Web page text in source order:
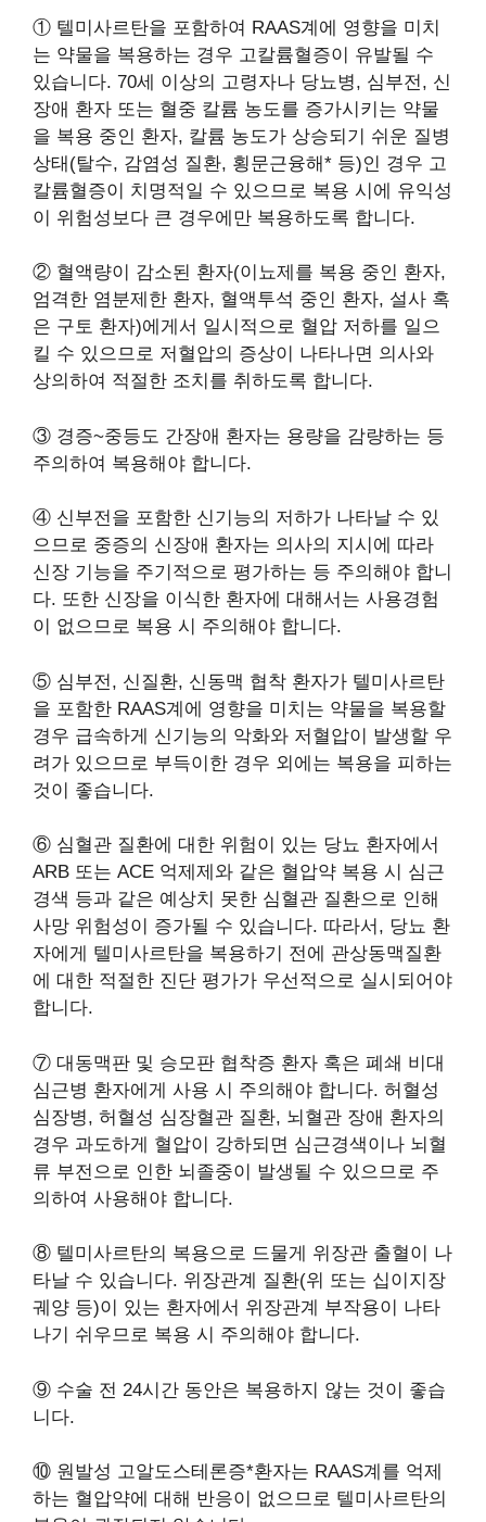
① 텔미사르탄을 포함하여 RAAS계에 영향을 미치
는 약물을 복용하는 경우 고칼륨혈증이 유발될 수
있습니다. 70세 이상의 고령자나 당뇨병, 심부전, 신
장애 환자 또는 혈중 칼륨 농도를 증가시키는 약물
을 복용 중인 환자, 칼륨 농도가 상승되기 쉬운 질병
상태(탈수, 감염성 질환, 횡문근융해* 등)인 경우 고
칼륨혈증이 치명적일 수 있으므로 복용 시에 유익성
이 위험성보다 큰 경우에만 복용하도록 합니다.
② 혈액량이 감소된 환자(이뇨제를 복용 중인 환자,
엄격한 염분제한 환자, 혈액투석 중인 환자, 설사 혹
은 구토 환자)에게서 일시적으로 혈압 저하를 일으
킬 수 있으므로 저혈압의 증상이 나타나면 의사와
상의하여 적절한 조치를 취하도록 합니다.
③ 경증~중등도 간장애 환자는 용량을 감량하는 등
주의하여 복용해야 합니다.
④ 신부전을 포함한 신기능의 저하가 나타날 수 있
으므로 중증의 신장애 환자는 의사의 지시에 따라
신장 기능을 주기적으로 평가하는 등 주의해야 합니
다. 또한 신장을 이식한 환자에 대해서는 사용경험
이 없으므로 복용 시 주의해야 합니다.
⑤ 심부전, 신질환, 신동맥 협착 환자가 텔미사르탄
을 포함한 RAAS계에 영향을 미치는 약물을 복용할
경우 급속하게 신기능의 악화와 저혈압이 발생할 우
려가 있으므로 부득이한 경우 외에는 복용을 피하는
것이 좋습니다.
⑥ 심혈관 질환에 대한 위험이 있는 당뇨 환자에서
ARB 또는 ACE 억제제와 같은 혈압약 복용 시 심근
경색 등과 같은 예상치 못한 심혈관 질환으로 인해
사망 위험성이 증가될 수 있습니다. 따라서, 당뇨 환
자에게 텔미사르탄을 복용하기 전에 관상동맥질환
에 대한 적절한 진단 평가가 우선적으로 실시되어야
합니다.
⑦ 대동맥판 및 승모판 협착증 환자 혹은 폐쇄 비대
심근병 환자에게 사용 시 주의해야 합니다. 허혈성
심장병, 허혈성 심장혈관 질환, 뇌혈관 장애 환자의
경우 과도하게 혈압이 강하되면 심근경색이나 뇌혈
류 부전으로 인한 뇌졸중이 발생될 수 있으므로 주
의하여 사용해야 합니다.
⑧ 텔미사르탄의 복용으로 드물게 위장관 출혈이 나
타날 수 있습니다. 위장관계 질환(위 또는 십이지장
궤양 등)이 있는 환자에서 위장관계 부작용이 나타
나기 쉬우므로 복용 시 주의해야 합니다.
⑨ 수술 전 24시간 동안은 복용하지 않는 것이 좋습
니다.
⑩ 원발성 고알도스테론증*환자는 RAAS계를 억제
하는 혈압약에 대해 반응이 없으므로 텔미사르탄의